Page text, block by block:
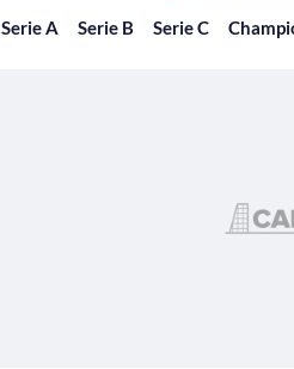
Serie A Serie B Serie C